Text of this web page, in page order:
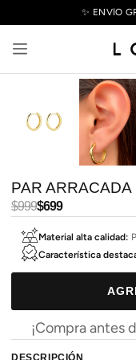
✨ ENVÍO
PAR ARRACADA
Precio
habitual
$999Precio
oferta
$699
Material alta calidad:
Característica
¡Compra antes
DESCRIPCIÓN